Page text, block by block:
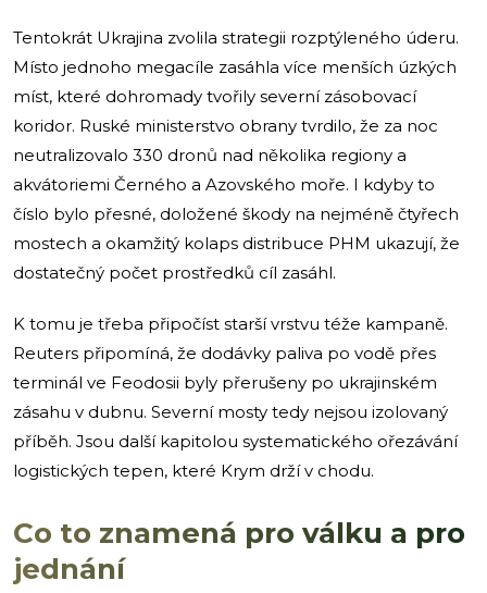
Tentokrát Ukrajina zvolila strategii rozptýleného úderu.
Místo jednoho megacíle zasáhla více menších úzkých
míst, které dohromady tvořily severní zásobovací
koridor. Ruské ministerstvo obrany tvrdilo, že za noc
neutralizovalo 330 dronů nad několika regiony a
akvátoriemi Černého a Azovského moře. I kdyby to
číslo bylo přesné, doložené škody na nejméně čtyřech
mostech a okamžitý kolaps distribuce PHM ukazují, že
dostatečný počet prostředků cíl zasáhl.
K tomu je třeba připočíst starší vrstvu téže kampaně.
Reuters připomíná, že dodávky paliva po vodě přes
terminál ve Feodosii byly přerušeny po ukrajinském
zásahu v dubnu. Severní mosty tedy nejsou izolovaný
příběh. Jsou další kapitolou systematického ořezávání
logistických tepen, které Krym drží v chodu.
Co to znamená pro válku a pro
jednání